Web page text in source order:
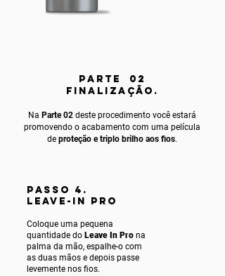
PARTE 02
FINALIZAÇÃO.
Na Parte 02 deste procedimento você estará
promovendo o acabamento com uma película
de proteção e triplo brilho aos fios.
PASSO 4.
LEAVE-IN PRO
Coloque uma pequena
quantidade do Leave In Pro na
palma da mão, espalhe-o com
as duas mãos e depois passe
levemente nos fios.